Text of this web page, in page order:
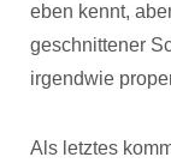
eben kennt,
geschnittener
irgendwie
Als letztes